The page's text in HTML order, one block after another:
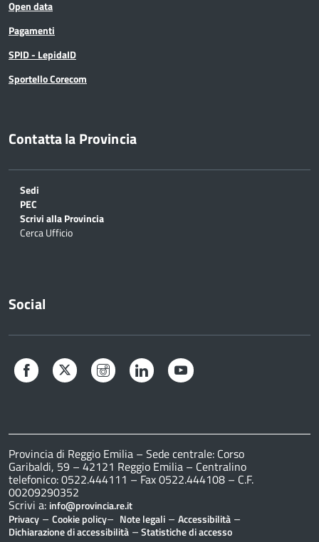
Open data
Pagamenti
SPID - LepidaID
Sportello Corecom
Contatta la Provincia
Sedi
PEC
Scrivi alla Provincia
Cerca Ufficio
Social
Facebook Twitter Instagram LinkedIn
Provincia di Reggio Emilia – Sede centrale: Corso
Garibaldi, 59 – 42121 Reggio Emilia – Centralino
telefonico: 0522.444111 – Fax 0522.444108 – C.F.
00209290352
Scrivi a: info@provincia.re.it
Privacy – Cookie policy– Note legali – Accessibilità –
Dichiarazione di accessibilità –Statistiche di accesso